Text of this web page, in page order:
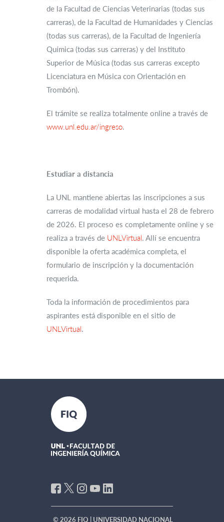
de la Facultad de Ciencias Veterinarias (todas sus
carreras), de la Facultad de Humanidades y Ciencias
(todas sus carreras), de la Facultad de Ingeniería
Química (todas sus carreras) y del Instituto
Superior de Música (todas sus carreras excepto
Licenciatura en Música con Orientación en
Trombón).
El trámite se realiza totalmente online a través de
www.unl.edu.ar/ingreso.
Estudiar a distancia
La UNL mantiene abiertas las inscripciones a sus
carreras de modalidad virtual hasta el 28 de febrero
de 2026. El proceso es completamente online y se
realiza a través de UNLVirtual. Allí se encuentra
disponible la oferta académica completa, el
formulario de inscripción y la documentación
requerida.
Toda la información de procedimientos para
aspirantes está disponible en el sitio de
UNLVirtual.
© 2026 FIQ | UNIVERSIDAD NACIONAL